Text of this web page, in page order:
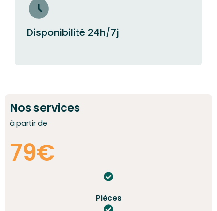
Disponibilité 24h/7j
Nos services
à partir de
79€
Pièces